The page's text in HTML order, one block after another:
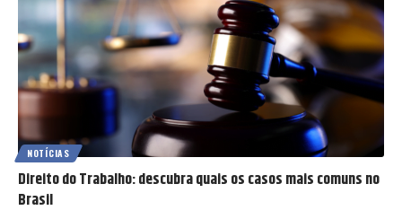
NOTÍCIAS
Direito do Trabalho: descubra quais os casos mais comuns no
Brasil